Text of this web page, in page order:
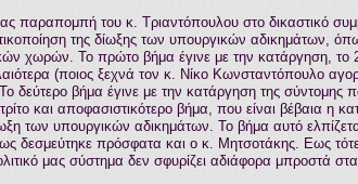
παραπομπή του κ. Τριαντόπουλου στο δικαστικό
της δίωξης των υπουργικών αδικημάτων,
χωρών. Το πρώτο βήμα έγινε με την κατάργηση, το
(ποιος ξεχνά τον κ. Νίκο Κωνσταντόπουλο
δεύτερο βήμα έγινε με την κατάργηση της σύντομης
και αποφασιστικότερο βήμα, που είναι βέβαια η
των υπουργικών αδικημάτων. Το βήμα αυτό
δεσμεύτηκε πρόσφατα και ο κ. Μητσοτάκης. Εως
μας σύστημα δεν σφυρίζει αδιάφορα μπροστά